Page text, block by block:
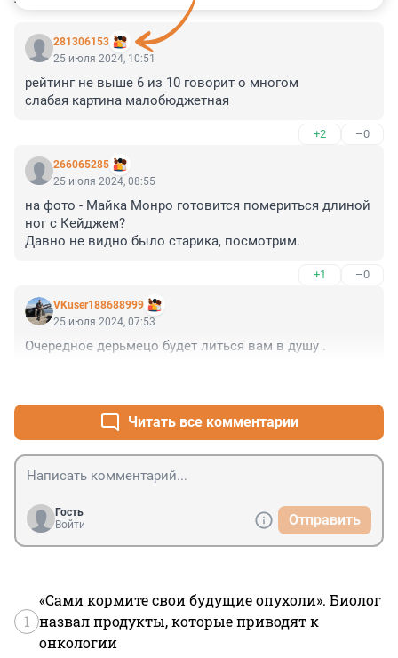
281306153
25 июля 2024, 10:51
рейтинг не выше 6 из 10 говорит о многом
слабая картина малобюджетная
+2 –0
266065285
25 июля 2024, 08:55
на фото - Майка Монро готовится помериться длиной
ног с Кейджем?
Давно не видно было старика, посмотрим.
+1 –0
VKuser188688999
25 июля 2024, 07:53
Очередное дерьмецо будет литься вам в душу .
Читать все комментарии
Гость
Войти
Отправить
1
«Сами кормите свои будущие опухоли». Биолог
назвал продукты, которые приводят к
онкологии